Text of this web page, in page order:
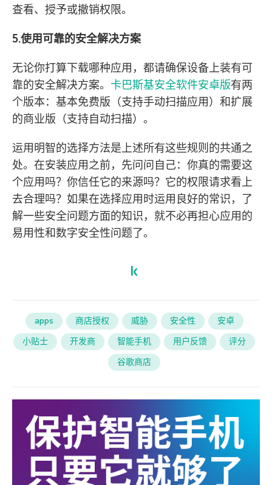
查看、授予或撤销权限。
5.使用可靠的安全解决方案
无论你打算下载哪种应用，都请确保设备上装有可
靠的安全解决方案。 卡巴斯基安全软件安卓版有两
个版本：基本免费版（支持手动扫描应用）和扩展
的商业版（支持自动扫描）。
运用明智的选择方法是上述所有这些规则的共通之
处。在安装应用之前，先问问自己：你真的需要这
个应用吗？你信任它的来源吗？它的权限请求看上
去合理吗？如果在选择应用时运用良好的常识，了
解一些安全问题方面的知识，就不必再担心应用的
易用性和数字安全性问题了。
apps 商店授权 威胁 安全性
安卓
小贴士
开发商 智能手机 用户反馈
评分
谷歌商店